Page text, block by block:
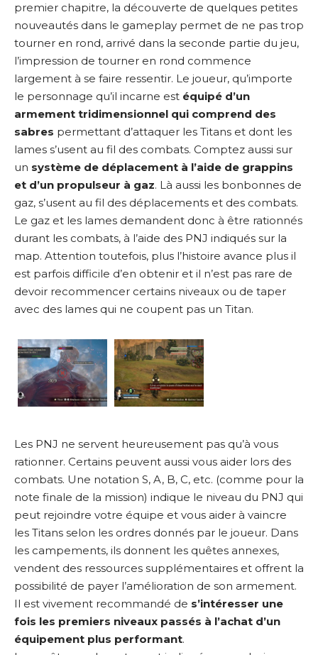
premier chapitre, la découverte de quelques petites
nouveautés dans le gameplay permet de ne pas trop
tourner en rond, arrivé dans la seconde partie du jeu,
l’impression de tourner en rond commence
largement à se faire ressentir. Le joueur, qu’importe
le personnage qu’il incarne est équipé d’un
armement tridimensionnel qui comprend des
sabres permettant d’attaquer les Titans et dont les
lames s’usent au fil des combats. Comptez aussi sur
un système de déplacement à l’aide de grappins
et d’un propulseur à gaz. Là aussi les bonbonnes de
gaz, s’usent au fil des déplacements et des combats.
Le gaz et les lames demandent donc à être rationnés
durant les combats, à l’aide des PNJ indiqués sur la
map. Attention toutefois, plus l’histoire avance plus il
est parfois difficile d’en obtenir et il n’est pas rare de
devoir recommencer certains niveaux ou de taper
avec des lames qui ne coupent pas un Titan.
Les PNJ ne servent heureusement pas qu’à vous
rationner. Certains peuvent aussi vous aider lors des
combats. Une notation S, A, B, C, etc. (comme pour la
note finale de la mission) indique le niveau du PNJ qui
peut rejoindre votre équipe et vous aider à vaincre
les Titans selon les ordres donnés par le joueur. Dans
les campements, ils donnent les quêtes annexes,
vendent des ressources supplémentaires et offrent la
possibilité de payer l’amélioration de son armement.
Il est vivement recommandé de s’intéresser une
fois les premiers niveaux passés à l’achat d’un
équipement plus performant.